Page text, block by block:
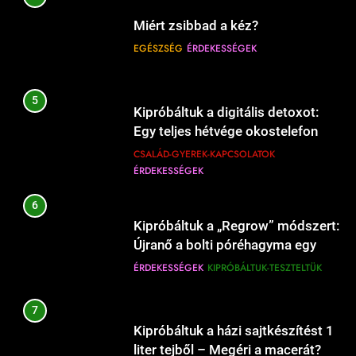
Mikor kell a gyerekruhát új méretre
Hogyan válasszunk autós
gyerekülést biztonságosan?
Mikor kell babahordozót újra
vásárolni?
10
Mikor kell előmelegíteni a sütőt, és
mikor felesleges?
11
Mikor kell a zöldségeket sózni
főzés közben?
ÉRDEKESSÉGEK
12
Mikor kell lefedni a levest
főzéskor?
13
Töltött cukkini sütőben –
Miért zsibbad a kéz?
EGÉSZSÉG ÉRDEKESSÉGEK
5
Kipróbáltuk a digitális detoxot:
Egy teljes hétvége okostelefon
nélkül a családdal.
CSALÁD-GYEREK-KAPCSOLATOK
ÉRDEKESSÉGEK
6
Kipróbáltuk a „Regrow” módszert:
Újranő a bolti póréhagyma egy
pohár vízben?
ÉRDEKESSÉGEK KIPRÓBÁLTUK-TESZTELTÜK
7
Kipróbáltuk a házi sajtkészítést 1
liter tejből – Megéri a macerát?